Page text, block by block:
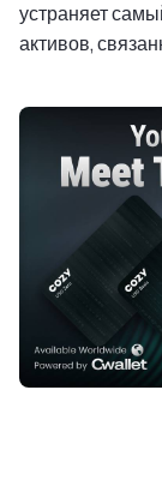
устраняет
активов,